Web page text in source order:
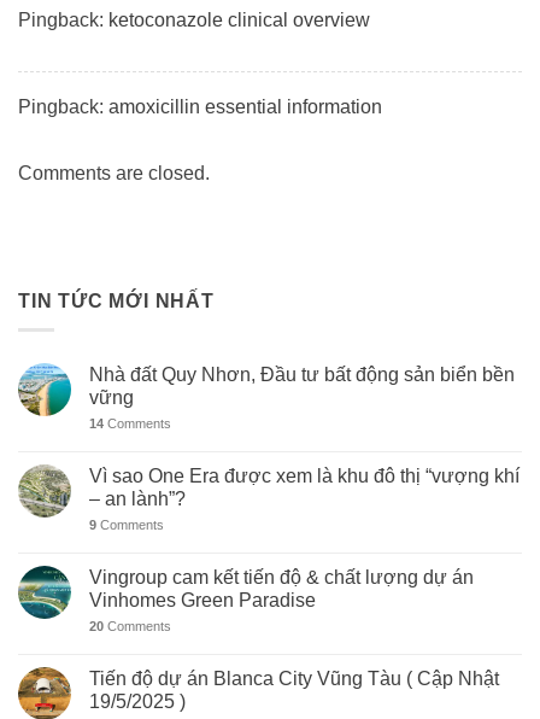
Pingback: ketoconazole clinical overview
Pingback: amoxicillin essential information
Comments are closed.
TIN TỨC MỚI NHẤT
Nhà đất Quy Nhơn, Đầu tư bất động sản biển bền
vững
14 Comments
Vì sao One Era được xem là khu đô thị “vượng khí
– an lành”?
9 Comments
Vingroup cam kết tiến độ & chất lượng dự án
Vinhomes Green Paradise
20 Comments
Tiến độ dự án Blanca City Vũng Tàu ( Cập Nhật
19/5/2025 )